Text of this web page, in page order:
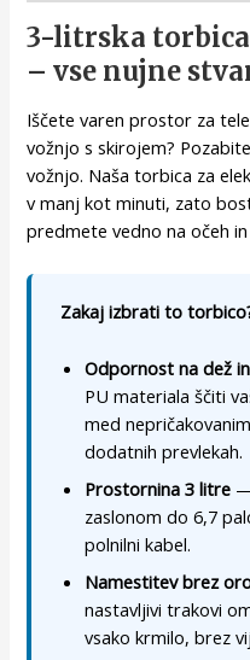
3-litrska
– vse nujne
Iščete varen prostor za
vožnjo s skirojem?
vožnjo. Naša torbica za
v manj kot minuti, zato
predmete vedno na očeh
Zakaj izbrati to
Odpornost na dež
PU materiala ščiti
med
dodatnih prevlekah.
Prostornina 3 litre
zaslonom do 6,7
polnilni kabel.
Namestitev brez
nastavljivi trakovi
vsako krmilo, brez